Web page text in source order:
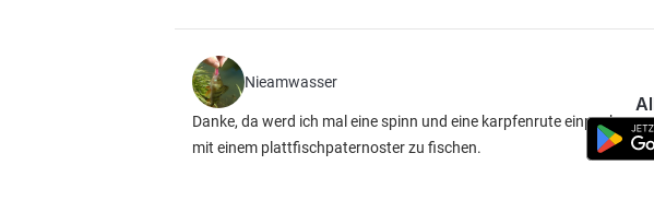
Nieamwasser
Danke, da werd ich mal eine spinn und eine karpfenrute
mit einem plattfischpaternoster zu fischen.